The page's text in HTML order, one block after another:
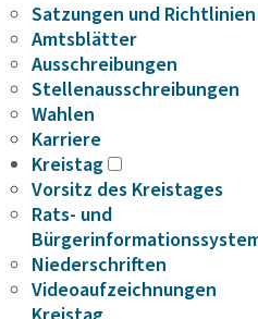
Satzungen und Richtlinien
Amtsblätter
Ausschreibungen
Stellenausschreibungen
Wahlen
Karriere
Kreistag
Vorsitz des Kreistages
Rats- und
Niederschriften
Videoaufzeichnungen